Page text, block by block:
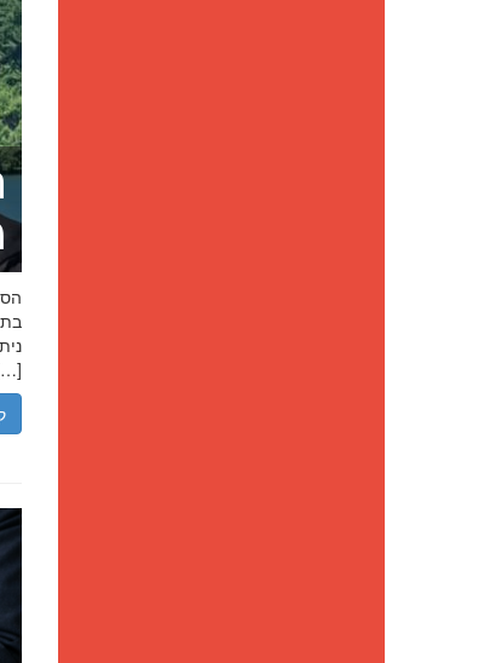
לגוגל בנסיבות מסוימות, ולדחוק את התוצאה השלילית